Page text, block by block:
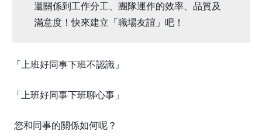
還關係到工作分工、團隊運作的效率、品質及
滿意度！快來建立「職場友誼」吧！
「上班好同事下班不認識」
「上班好同事下班聊心事」
您和同事的關係如何呢？